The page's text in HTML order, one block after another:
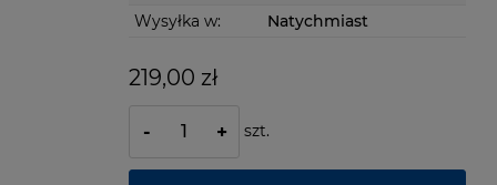
Wysyłka w:
Natychmiast
219,00 zł
- + szt.